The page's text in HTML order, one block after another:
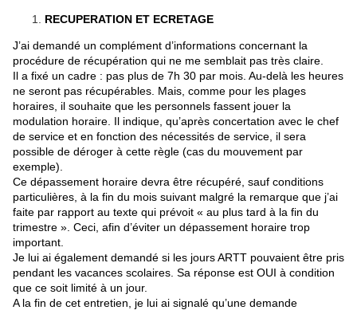
RECUPERATION ET ECRETAGE
J’ai demandé un complément d’informations concernant la
procédure de récupération qui ne me semblait pas très claire.
Il a fixé un cadre : pas plus de 7h 30 par mois. Au-delà les heures
ne seront pas récupérables. Mais, comme pour les plages
horaires, il souhaite que les personnels fassent jouer la
modulation horaire. Il indique, qu’après concertation avec le chef
de service et en fonction des nécessités de service, il sera
possible de déroger à cette règle (cas du mouvement par
exemple).
Ce dépassement horaire devra être récupéré, sauf conditions
particulières, à la fin du mois suivant malgré la remarque que j’ai
faite par rapport au texte qui prévoit « au plus tard à la fin du
trimestre ». Ceci, afin d’éviter un dépassement horaire trop
important.
Je lui ai également demandé si les jours ARTT pouvaient être pris
pendant les vacances scolaires. Sa réponse est OUI à condition
que ce soit limité à un jour.
A la fin de cet entretien, je lui ai signalé qu’une demande